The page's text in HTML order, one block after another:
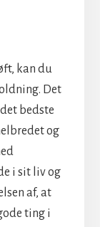
kan du
Det
bedste
og
i sit liv og
af, at
ting i